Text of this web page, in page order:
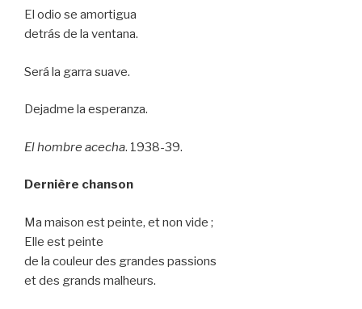
El odio se amortigua
detrás de la ventana.
Será la garra suave.
Dejadme la esperanza.
El hombre acecha. 1938-39.
Dernière chanson
Ma maison est peinte, et non vide ;
Elle est peinte
de la couleur des grandes passions
et des grands malheurs.